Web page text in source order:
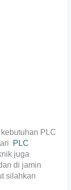
PLC
PLC
juga
di jamin
silahkan